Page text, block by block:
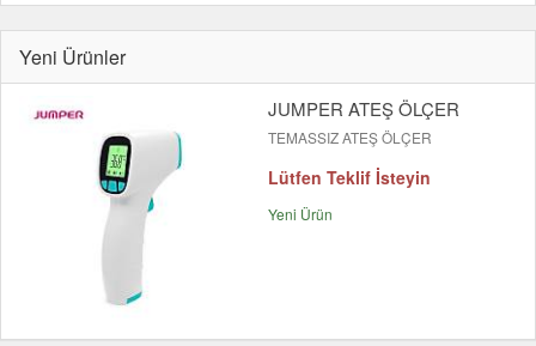
Yeni Ürünler
JUMPER ATEŞ ÖLÇER
TEMASSIZ ATEŞ ÖLÇER
Lütfen Teklif İsteyin
Yeni Ürün